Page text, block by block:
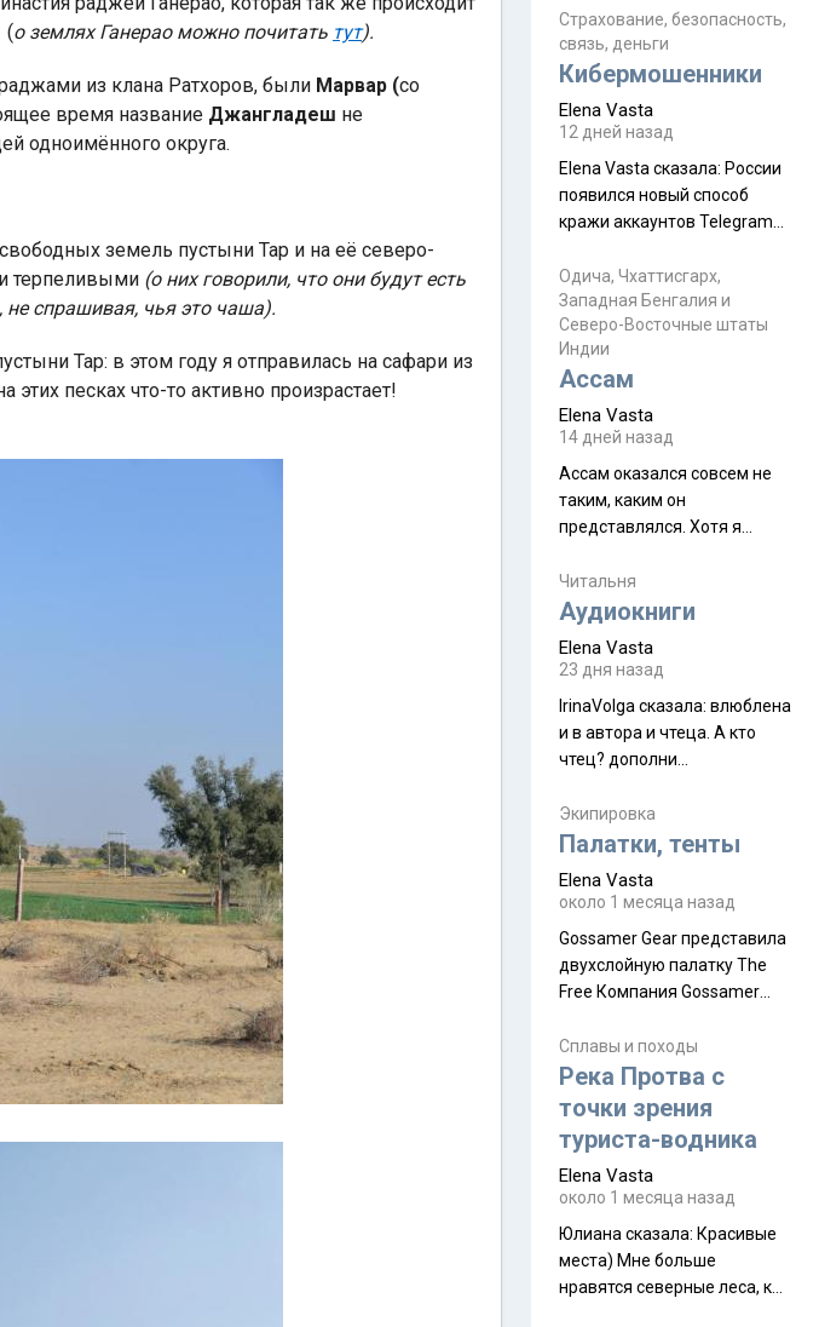
(о землях Ганерао можно почитать тут).
из клана Ратхоров, были Марвар (со
время название Джангладеш не
одноимённого округа.
земель пустыни Тар и на её северо-
терпеливыми (о них говорили, что они будут есть
не спрашивая, чья это чаша).
Тар: в этом году я отправилась на сафари из
песках что-то активно произрастает!
заслужено, и чтобы попасть
на начало тропы показали
водителю карту, иначе
Пошли туда, потому что я
отзывов. По мне – сплошная
физуха, долгий спуск, потом
подъем по этому же пути.
Пока
Страхование, безопасность,
связь, деньги
Кибермошенники
Elena Vasta
12 дней назад
Elena Vasta сказалa: России
появился новый способ
кражи аккаунтов Telegram
Прочитайте! У моих двух
знакомых вот так увели
аккаунты
Одича, Чхаттисгарх,
Западная Бенгалия и
Северо-Восточные штаты
Индии
Ассам
Elena Vasta
14 дней назад
Ассам оказался совсем не
таким, каким он
представлялся. Хотя я
краешек, но все же схватила
ауру штата, как-то он меня
природа, мягкие
такая как бы переходная
ступень между привычной
нам Индией и остальными
надеюсь увидеть.
Читальня
Аудиокниги
Elena Vasta
23 дня назад
IrinaVolga сказалa: влюблена
и в автора и чтеца. А кто
чтец? дополни
Экипировка
Палатки, тенты
Elena Vasta
около 1 месяца назад
Gossamer Gear представила
двухслойную палатку The
Free Компания Gossamer
туристическую палатку The
Free, которая стала первой
ультралегкой моделью в
ассортименте
производителя. Новинка
получила двухслойную
конструкцию с отдельным
внешним тентом и сетчатой
внутренней палаткой, а ее
Сплавы и походы
Река Протва с
точки зрения
туриста-водника
Elena Vasta
около 1 месяца назад
Юлиана сказалa: Красивые
места) Мне больше
нравятся северные леса, как